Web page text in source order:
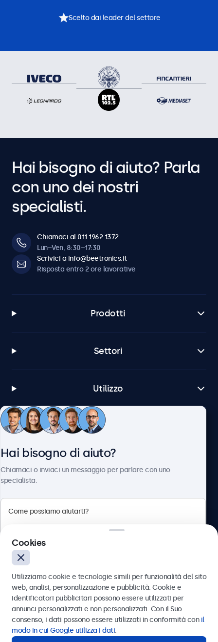
Scelto dai leader del settore
Hai bisogno di aiuto? Parla
con uno dei nostri
specialisti.
Chiamaci al 011 1962 1372
Lun–Ven, 8:30–17:30
Scrivici a info@beetronics.it
Risposta entro 2 ore lavorative
Prodotti
Settori
Utilizzo
Servizio Clienti
Italiano
Hai bisogno di aiuto?
Chiamaci o inviaci un messaggio per parlare con uno
specialista.
Inviare
Oppure chiamaci al
Cookies
Utilizziamo cookie e tecnologie simili per funzionalità del sito
web, analisi, personalizzazione e pubblicità. Cookie e
identificatori pubblicitari possono essere utilizzati per
annunci personalizzati e non personalizzati. Con il Suo
consenso, i dati possono essere utilizzati in conformità con il
modo in cui Google utilizza i dati.